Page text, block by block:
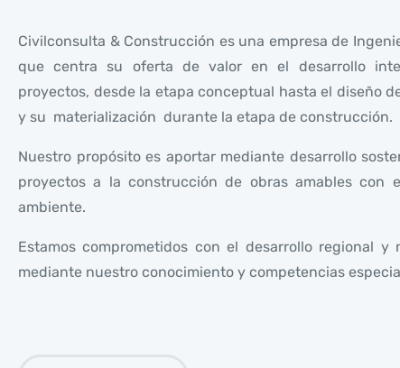
Civilconsulta & Construcción es una empresa de
que centra su oferta de valor en el desarrollo
proyectos, desde la etapa conceptual hasta el diseño
y su materialización durante la etapa de construcción.
Nuestro propósito es aportar mediante desarrollo
proyectos a la construcción de obras amables con
ambiente.
Estamos comprometidos con el desarrollo regional y
mediante nuestro conocimiento y competencias